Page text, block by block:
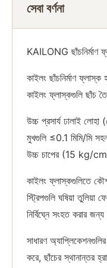
সেবা বর্ণনা
KAILONG ছাঁচনির্মাণ
কাইলং ছাঁচনির্মাণ
কাইলং ফ্লাস্কগুলি ছাঁচ
উচ্চ প্রসার্য ঢালাই
মুখগুলি ≤0.1 মিমি/মি
উচ্চ চাপের (15 kg/cm²
কাইলং ফ্লাস্কগুলিতে
স্ট্রিপগুলি ঘষিয়া তুলিয়া
নির্বিঘ্নে সংহত করার
সাধারণ
করে, ছাঁচের স্থানান্তর